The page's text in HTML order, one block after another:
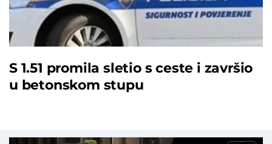
S 1.51 promila sletio s ceste i završio
u betonskom stupu